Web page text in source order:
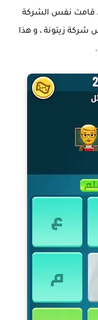
قامت نفس الشركة
شركة زيتونة ، و هذا